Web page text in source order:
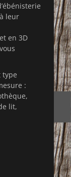
leur
en 3D
type
:
lit,